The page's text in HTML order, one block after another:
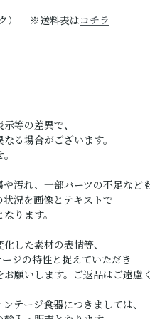
ク） ※送料表はコチラ
等の差異で、
る場合がございます。
汚れ、一部パーツの不足など
況を画像とテキストで
ります。
した素材の表情等、
ジの特性と捉えていただき
願いします。ご返品はご遠慮く
テージ食器につきましては、